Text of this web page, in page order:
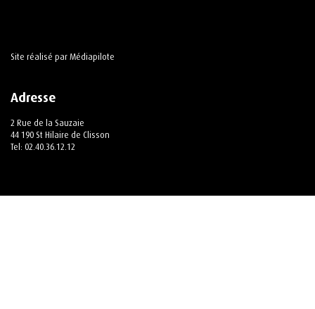
Site réalisé par Médiapilote
Adresse
2 Rue de la Sauzaie
44 190 St Hilaire de Clisson
Tel: 02.40.36.12.12